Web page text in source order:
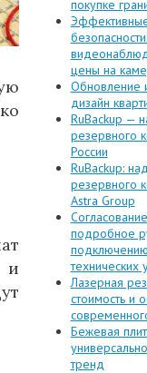
и
покупке
цены на
Обновление
дизайн
RuBackup —
резервного
России
RuBackup:
резервного
Astra Group
подробное
технических
Лазерная
стоимость и
Бежевая
тренд